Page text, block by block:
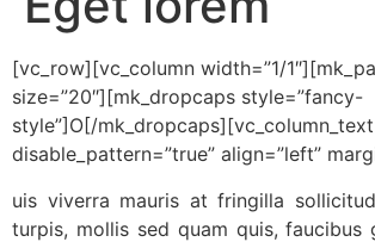
[vc_row][vc_column width=”1/
size=”20″][mk_dropcaps style=”fancy-
style”]O[/mk_dropcaps][vc_column_text
disable_pattern=”true” align=”left”
uis viverra mauris at fringilla
turpis, mollis sed quam quis, faucibus